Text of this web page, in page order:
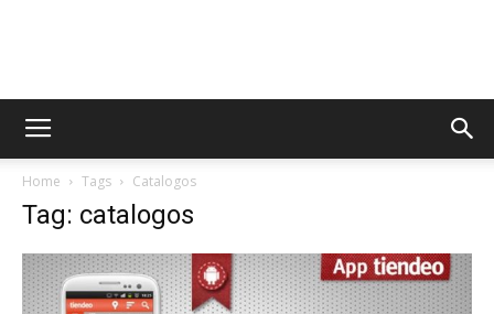
AppsTonic
Home Tags Catalogos
Tag: catalogos